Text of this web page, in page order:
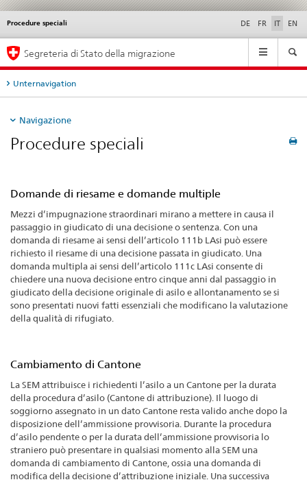
Procedure speciali DE FR IT EN
Service
Navigation
Segreteria di Stato della migrazione
Unternavigation
Navigazione
Procedure speciali
Domande di riesame e domande multiple
Mezzi d’impugnazione straordinari mirano a mettere in causa il
passaggio in giudicato di una decisione o sentenza. Con una
domanda di riesame ai sensi dell’articolo 111b LAsi può essere
richiesto il riesame di una decisione passata in giudicato. Una
domanda multipla ai sensi dell’articolo 111c LAsi consente di
chiedere una nuova decisione entro cinque anni dal passaggio in
giudicato della decisione originale di asilo e allontanamento se si
sono presentati nuovi fatti essenziali che modificano la valutazione
della qualità di rifugiato.
Cambiamento di Cantone
La SEM attribuisce i richiedenti l’asilo a un Cantone per la durata
della procedura d’asilo (Cantone di attribuzione). Il luogo di
soggiorno assegnato in un dato Cantone resta valido anche dopo la
disposizione dell’ammissione provvisoria. Durante la procedura
d’asilo pendente o per la durata dell’ammissione provvisoria lo
straniero può presentare in qualsiasi momento alla SEM una
domanda di cambiamento di Cantone, ossia una domanda di
modifica della decisione d’attribuzione iniziale. Una successiva